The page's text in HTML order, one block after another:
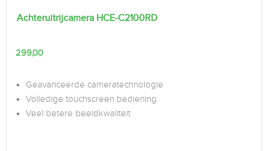
Achteruitrijcamera HCE-C2100RD
299,00
Geavanceerde cameratechnologie
Volledige touchscreen bediening.
Veel betere beeldkwaliteit